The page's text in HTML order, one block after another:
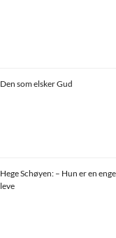
Den som elsker Gud
Hege Schøyen: – Hun er en
leve